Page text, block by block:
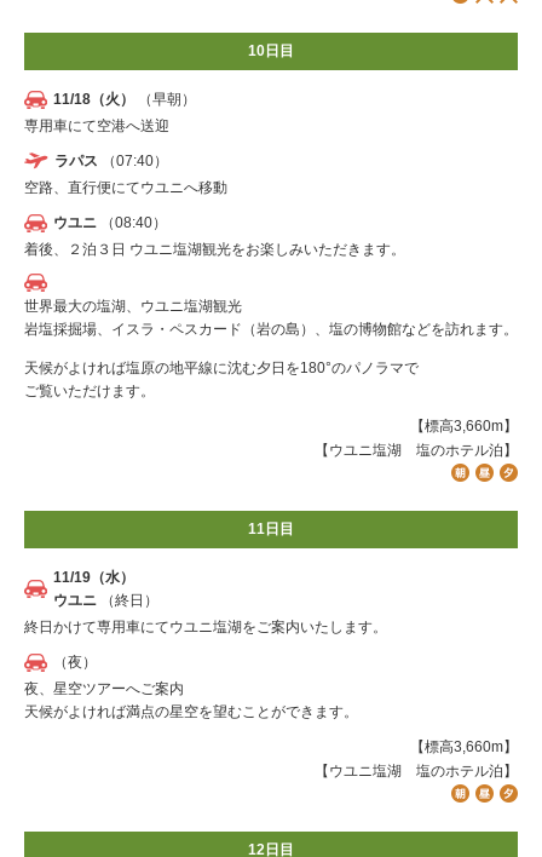
10日目
11/18（火）
（早朝）
専用車にて空港へ送迎
ラパス
（07:40）
空路、直行便にてウユニへ移動
ウユニ
（08:40）
着後、２泊３日 ウユニ塩湖観光をお楽しみいただきます。
世界最大の塩湖、ウユニ塩湖観光
岩塩採掘場、イスラ・ペスカード（岩の島）、塩の博物館などを訪れます。
天候がよければ塩原の地平線に沈む夕日を180°のパノラマで
ご覧いただけます。
【標高3,660m】
【ウユニ塩湖 塩のホテル泊】
11日目
11/19（水）
ウユニ
（終日）
終日かけて専用車にてウユニ塩湖をご案内いたします。
（夜）
夜、星空ツアーへご案内
天候がよければ満点の星空を望むことができます。
【標高3,660m】
【ウユニ塩湖 塩のホテル泊】
12日目